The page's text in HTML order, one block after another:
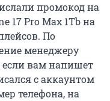
промокод на
17 Pro Max 1Tb на
По
менеджеру
если вам напишет
с аккаунтом
телефона, на